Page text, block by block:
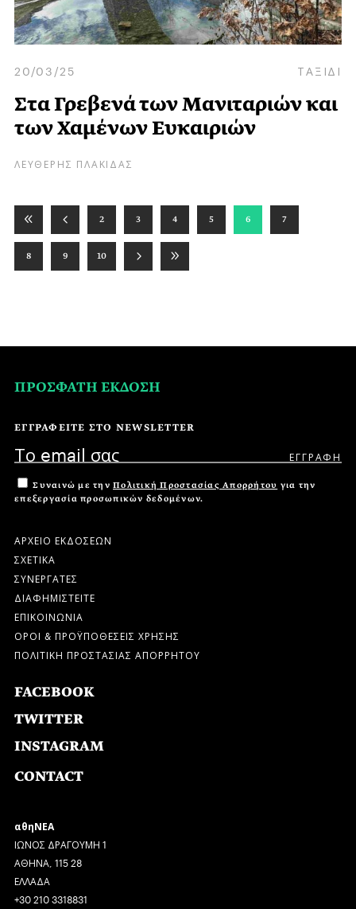
20/03/25 ΤΑΞΙΔΙ
Στα Γρεβενά των Μανιταριών και
των Χαμένων Ευκαιριών
ΛΕΥΘΕΡΗΣ ΠΛΑΚΙΔΑΣ
2 3 4 5 6 7
8 9 10
ΠΡΟΣΦΑΤΗ ΕΚΔΟΣΗ
ΕΓΓΡΑΦΕΙΤΕ ΣΤΟ NEWSLETTER
Συναινώ με την Πολιτική Προστασίας Απορρήτου για την
επεξεργασία προσωπικών δεδομένων.
ΑΡΧΕΙΟ ΕΚΔΟΣΕΩΝ
ΣΧΕΤΙΚΑ
ΣΥΝΕΡΓΑΤΕΣ
ΔΙΑΦΗΜΙΣΤΕΙΤΕ
ΕΠΙΚΟΙΝΩΝΙΑ
ΟΡΟΙ & ΠΡΟΫΠΟΘΕΣΕΙΣ ΧΡΗΣΗΣ
ΠΟΛΙΤΙΚΗ ΠΡΟΣΤΑΣΙΑΣ ΑΠΟΡΡΗΤΟΥ
FACEBOOK
TWITTER
INSTAGRAM
CONTACT
αθηΝΕΑ
ΙΩΝΟΣ ΔΡΑΓΟΥΜΗ 1
ΑΘΗΝΑ, 115 28
ΕΛΛΑΔΑ
+30 210 3318831